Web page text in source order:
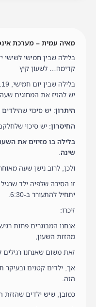
מאיה עמית – מערכת אינפוגן |
בלילה שבין חמישי לשישי
קדימה… לשעון קיץ
יש להזיז את המחוגים שעה
היתרון: יש סיכוי
החיסרון: יש סיכוי
בלילה בו מזיזים את
שינה.
ולכן, לרוב נישן שעה
יתחיל להתעורר ב-6:30.
זיכרו:
אנחנו המבוגרים פחות
מהזזת השעון,
זאת משום שאנחנו רגילים
אך, ילדים קטנים ובעיקר
הזה.
כמובן, שיש ילדים שהזזת